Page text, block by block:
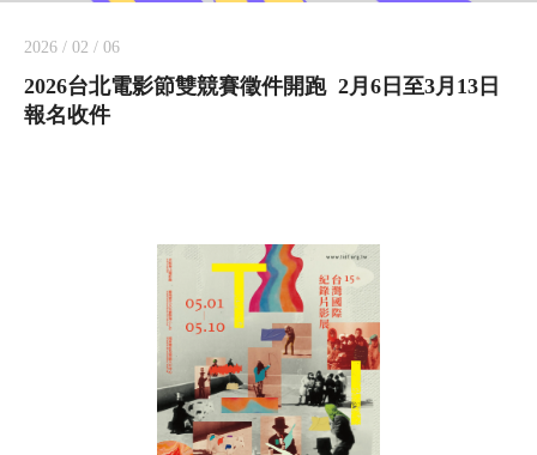
2026 / 02 / 06
2026台北電影節雙競賽徵件開跑 2月6日至3月13日
報名收件